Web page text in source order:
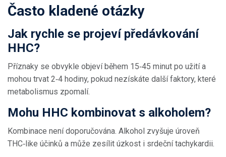
Často kladené otázky
Jak rychle se projeví předávkování
HHC?
Příznaky se obvykle objeví během 15‑45 minut po užití a
mohou trvat 2‑4 hodiny, pokud nezískáte další faktory, které
metabolismus zpomalí.
Mohu HHC kombinovat s alkoholem?
Kombinace není doporučována. Alkohol zvyšuje úroveň
THC‑like účinků a může zesílit úzkost i srdeční tachykardii.